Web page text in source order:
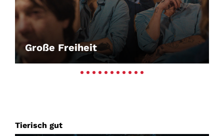
Große Freiheit
Tierisch gut